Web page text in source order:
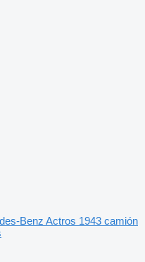
Benz Actros 1943 camión